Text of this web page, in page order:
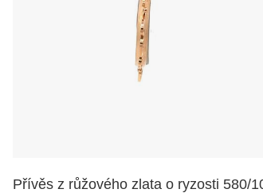
Přívěs z růžového zlata o ryzosti 580/